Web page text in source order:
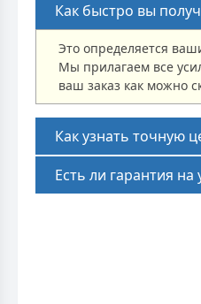
Как быстро вы
Это определяется
Мы прилагаем все
ваш заказ как можно
Как узнать точную
Есть ли гарантия на